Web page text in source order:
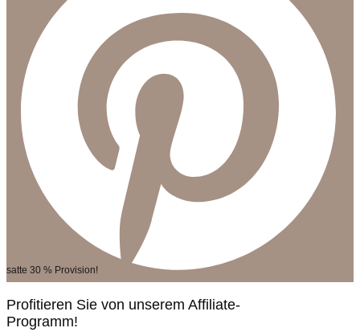
satte 30 % Provision!
Profitieren Sie von unserem Affiliate-
Programm!